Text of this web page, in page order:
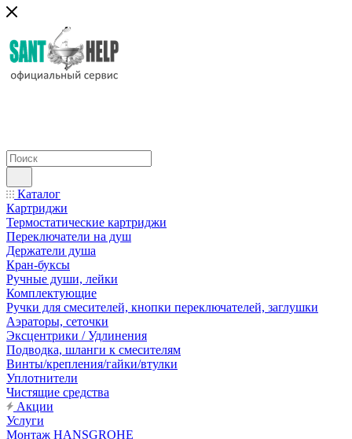
Каталог
Картриджи
Термостатические картриджи
Переключатели на душ
Держатели душа
Кран-буксы
Ручные души, лейки
Комплектующие
Ручки для смесителей, кнопки переключателей, заглушки
Аэраторы, сеточки
Эксцентрики / Удлинения
Подводка, шланги к смесителям
Винты/крепления/гайки/втулки
Уплотнители
Чистящие средства
Акции
Услуги
Монтаж HANSGROHE